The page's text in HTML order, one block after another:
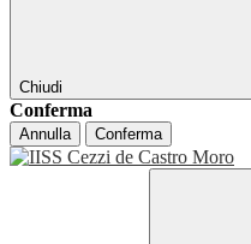
Chiudi
Conferma
Annulla Conferma